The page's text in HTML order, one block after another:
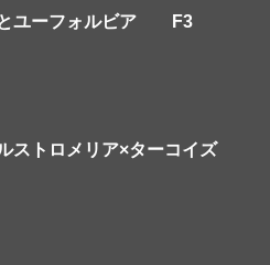
ユーフォルビア F3
ストロメリア×ターコイズ